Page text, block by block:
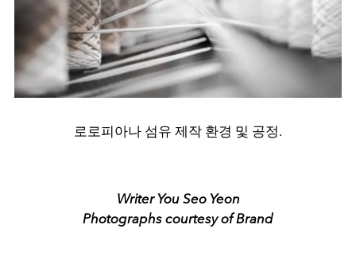
로로피아나 섬유 제작 환경 및 공정.
Writer You Seo Yeon
Photographs courtesy of Brand